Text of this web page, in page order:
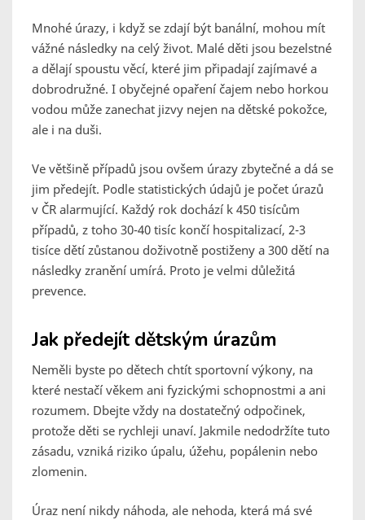
Mnohé úrazy, i když se zdají být banální, mohou mít
vážné následky na celý život. Malé děti jsou bezelstné
a dělají spoustu věcí, které jim připadají zajímavé a
dobrodružné. I obyčejné opaření čajem nebo horkou
vodou může zanechat jizvy nejen na dětské pokožce,
ale i na duši.
Ve většině případů jsou ovšem úrazy zbytečné a dá se
jim předejít. Podle statistických údajů je počet úrazů
v ČR alarmující. Každý rok dochází k 450 tisícům
případů, z toho 30-40 tisíc končí hospitalizací, 2-3
tisíce dětí zůstanou doživotně postiženy a 300 dětí na
následky zranění umírá. Proto je velmi důležitá
prevence.
Jak předejít dětským úrazům
Neměli byste po dětech chtít sportovní výkony, na
které nestačí věkem ani fyzickými schopnostmi a ani
rozumem. Dbejte vždy na dostatečný odpočinek,
protože děti se rychleji unaví. Jakmile nedodržíte tuto
zásadu, vzniká riziko úpalu, úžehu, popálenin nebo
zlomenin.
Úraz není nikdy náhoda, ale nehoda, která má své